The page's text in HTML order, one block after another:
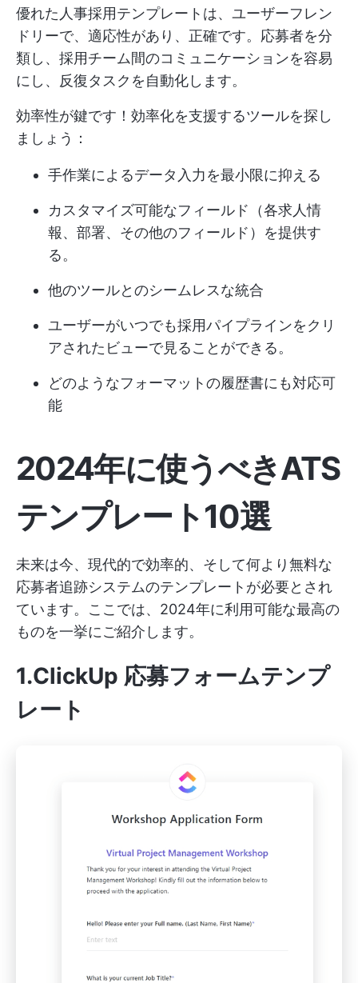
優れた人事採用テンプレートは、ユーザーフレン
ドリーで、適応性があり、正確です。応募者を分
類し、採用チーム間のコミュニケーションを容易
にし、反復タスクを自動化します。
効率性が鍵です！効率化を支援するツールを探し
ましょう：
手作業によるデータ入力を最小限に抑える
カスタマイズ可能なフィールド（各求人情
報、部署、その他のフィールド）を提供す
る。
他のツールとのシームレスな統合
ユーザーがいつでも採用パイプラインをクリ
アされたビューで見ることができる。
どのようなフォーマットの履歴書にも対応可
能
2024年に使うべきATS
テンプレート10選
未来は今、現代的で効率的、そして何より無料な
応募者追跡システムのテンプレートが必要とされ
ています。ここでは、2024年に利用可能な最高の
ものを一挙にご紹介します。
1.ClickUp 応募フォームテンプ
レート